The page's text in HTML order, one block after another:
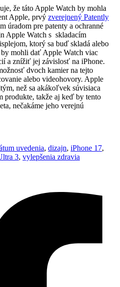
že táto Apple Watch by mohla
Apple, prvý zverejnený Patently
úradom pre patenty a ochranné
Apple Watch s skladacím
ktorý sa buď skladá alebo
mohli dať Apple Watch viac
a znížiť jej závislosť na iPhone.
dvoch kamier na tejto
alebo videohovory. Apple
než sa akákoľvek súvisiaca
produkte, takže aj keď by tento
nečakáme jeho verejnú
uvedenia, dizajn, iPhone 17,
3, vylepšenia zdravia